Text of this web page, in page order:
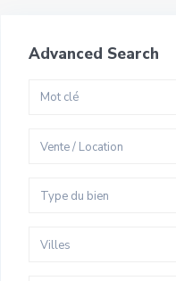
Advanced Search
Vente / Location
Type du bien
Villes